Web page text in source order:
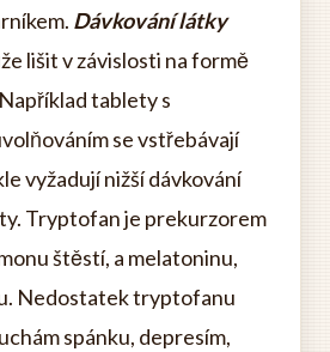
Dávkování látky
lišit v závislosti na formě
tablety s
se vstřebávají
vyžadují nižší dávkování
Tryptofan je prekurzorem
štěstí, a melatoninu,
Nedostatek tryptofanu
spánku, depresím,